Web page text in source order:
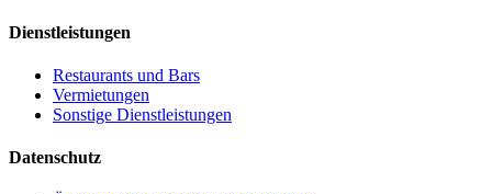
Dienstleistungen
Restaurants und Bars
Vermietungen
Sonstige Dienstleistungen
Datenschutz